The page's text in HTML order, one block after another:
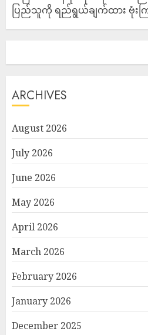
ပြည်သူကို ရည်ရွယ်ချက်ထား ဗုံး
ARCHIVES
August 2026
July 2026
June 2026
May 2026
April 2026
March 2026
February 2026
January 2026
December 2025